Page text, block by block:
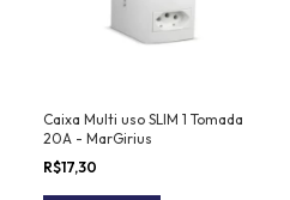
Caixa Multi uso SLIM 1 Tomada
20A - MarGirius
R$17,30